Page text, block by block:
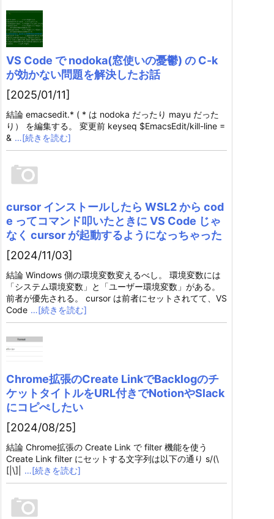
VS Code で nodoka(窓使いの憂鬱) の C-k
が効かない問題を解決したお話
[2025/01/11]
結論 emacsedit.* ( * は nodoka だったり mayu だった
り） を編集する。 変更前 keyseq $EmacsEdit/kill-line =
& …[続きを読む]
cursor インストールしたら WSL2 から cod
e ってコマンド叩いたときに VS Code じゃ
なく cursor が起動するようになっちゃった
[2024/11/03]
結論 Windows 側の環境変数変えるべし。 環境変数には
「システム環境変数」と「ユーザー環境変数」がある。
前者が優先される。 cursor は前者にセットされてて、VS
Code …[続きを読む]
Chrome拡張のCreate LinkでBacklogのチ
ケットタイトルをURL付きでNotionやSlack
にコピぺしたい
[2024/08/25]
結論 Chrome拡張の Create Link で filter 機能を使う
Create Link filter にセットする文字列は以下の通り s/(\
[|\]|
…[続きを読む]